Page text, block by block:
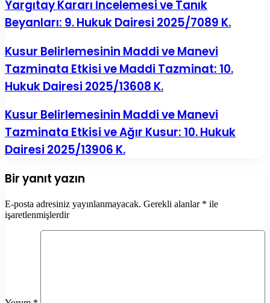
Yargıtay Kararı İncelemesi ve Tanık
Beyanları: 9. Hukuk Dairesi 2025/7089 K.
Kusur Belirlemesinin Maddi ve Manevi
Tazminata Etkisi ve Maddi Tazminat: 10.
Hukuk Dairesi 2025/13608 K.
Kusur Belirlemesinin Maddi ve Manevi
Tazminata Etkisi ve Ağır Kusur: 10. Hukuk
Dairesi 2025/13906 K.
Bir yanıt yazın
E-posta adresiniz yayınlanmayacak. Gerekli alanlar * ile
işaretlenmişlerdir